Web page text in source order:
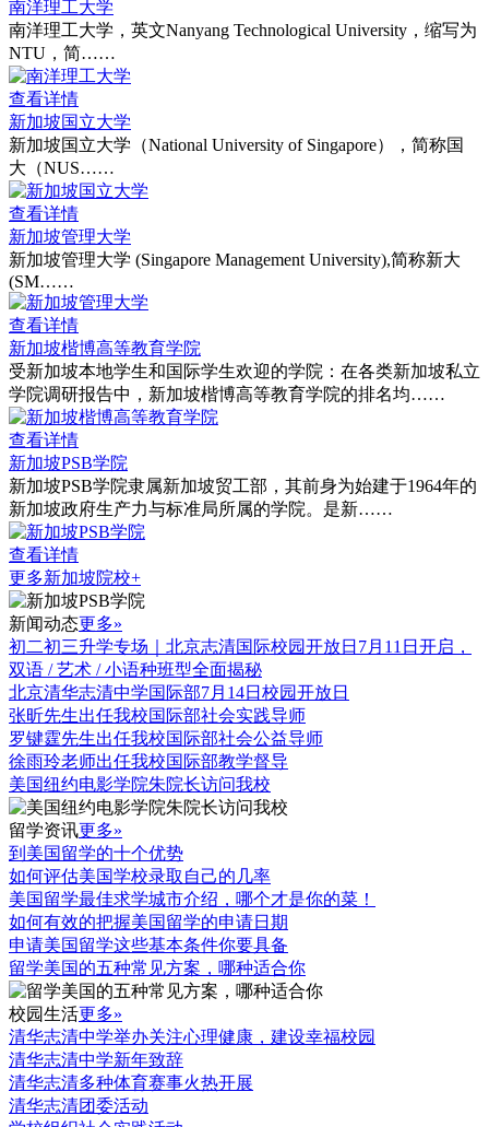
南洋理工大学
南洋理工大学，英文Nanyang Technological University，缩写为
NTU，简……
查看详情
新加坡国立大学
新加坡国立大学（National University of Singapore），简称国
大（NUS……
查看详情
新加坡管理大学
新加坡管理大学 (Singapore Management University),简称新大
(SM……
查看详情
新加坡楷博高等教育学院
受新加坡本地学生和国际学生欢迎的学院：在各类新加坡私立
学院调研报告中，新加坡楷博高等教育学院的排名均……
查看详情
新加坡PSB学院
新加坡PSB学院隶属新加坡贸工部，其前身为始建于1964年的
新加坡政府生产力与标准局所属的学院。是新……
查看详情
更多新加坡院校+
新闻动态更多»
初二初三升学专场｜北京志清国际校园开放日7月11日开启，
双语 / 艺术 / 小语种班型全面揭秘
北京清华志清中学国际部7月14日校园开放日
张昕先生出任我校国际部社会实践导师
罗键霆先生出任我校国际部社会公益导师
徐雨玲老师出任我校国际部教学督导
美国纽约电影学院朱院长访问我校
留学资讯更多»
到美国留学的十个优势
如何评估美国学校录取自己的几率
美国留学最佳求学城市介绍，哪个才是你的菜！
如何有效的把握美国留学的申请日期
申请美国留学这些基本条件你要具备
留学美国的五种常见方案，哪种适合你
校园生活更多»
清华志清中学举办关注心理健康，建设幸福校园
清华志清中学新年致辞
清华志清多种体育赛事火热开展
清华志清团委活动